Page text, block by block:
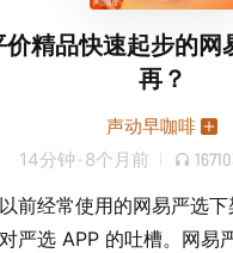
精品快速起步的网
再？
声动早咖啡
14分钟 · 8个月前
前经常使用的网易严选
严选 APP 的吐槽。网易